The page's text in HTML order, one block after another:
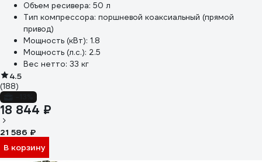
Объем ресивера: 50 л
Тип компрессора: поршневой коаксиальный (прямой
привод)
Мощность (кВт): 1.8
Мощность (л.с.): 2.5
Вес нетто: 33 кг
4.5
(188)
18 844 ₽
21 586 ₽
В корзину